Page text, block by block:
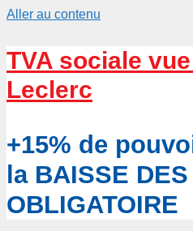
Aller au contenu
TVA sociale
Leclerc
+15% de
la BAISSE
OBLIGATOIRE